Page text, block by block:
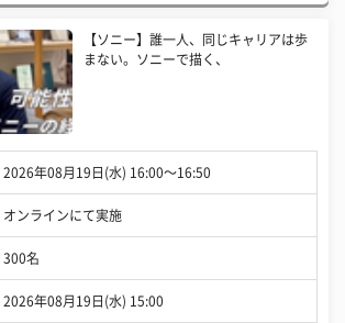
【ソニー】誰一人、同じキャリアは歩
まない。ソニーで描く、
2026年08月19日(水) 16:00〜16:50
オンラインにて実施
300名
2026年08月19日(水) 15:00